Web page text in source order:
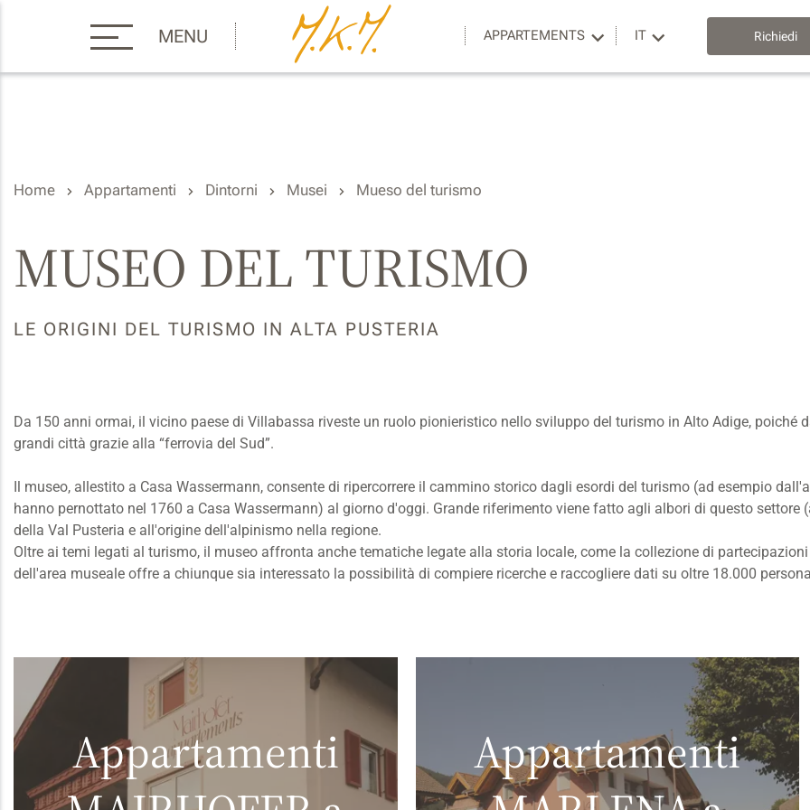
MENU APPARTEMENTS IT Richiedi
Home Appartamenti Dintorni Musei Mueso del turismo
MUSEO DEL TURISMO
LE ORIGINI DEL TURISMO IN ALTA PUSTERIA
Da 150 anni ormai, il vicino paese di Villabassa riveste un ruolo pionieristico nello sviluppo del turismo in Alto Adige,
grandi città grazie alla “ferrovia del Sud”.
Il museo, allestito a Casa Wassermann, consente di ripercorrere il cammino storico dagli esordi del turismo (ad esempio
hanno pernottato nel 1760 a Casa Wassermann) al giorno d'oggi. Grande riferimento viene fatto agli albori di questo
della Val Pusteria e all'origine dell'alpinismo nella regione.
Oltre ai temi legati al turismo, il museo affronta anche tematiche legate alla storia locale, come la collezione di
dell'area museale offre a chiunque sia interessato la possibilità di compiere ricerche e raccogliere dati su oltre 18.000
Appartamenti
Appartamenti